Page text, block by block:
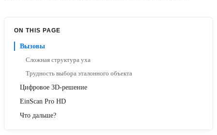
ON THIS PAGE
Вызовы
Сложная структура уха
Трудность выбора эталонного объекта
Цифровое 3D-решение
EinScan Pro HD
Что дальше?